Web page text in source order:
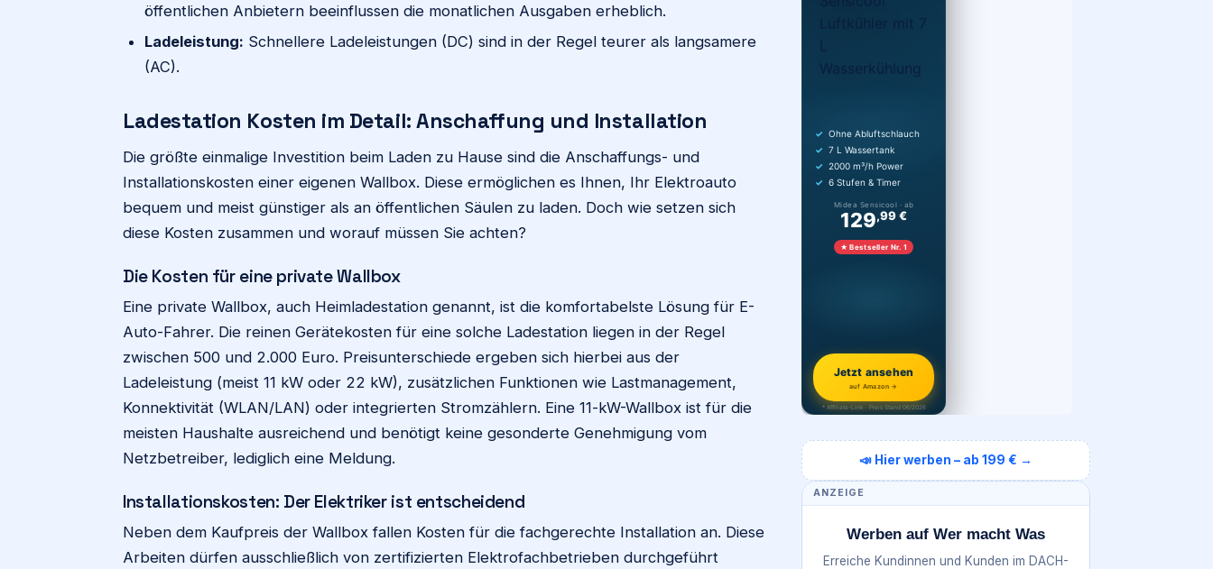
öffentlichen Anbietern beeinflussen die monatlichen Ausgaben erheblich.
Ladeleistung: Schnellere Ladeleistungen (DC) sind in der Regel teurer als langsamere
(AC).
Ladestation Kosten im Detail: Anschaffung und Installation
Die größte einmalige Investition beim Laden zu Hause sind die Anschaffungs- und
Installationskosten einer eigenen Wallbox. Diese ermöglichen es Ihnen, Ihr Elektroauto
bequem und meist günstiger als an öffentlichen Säulen zu laden. Doch wie setzen sich
diese Kosten zusammen und worauf müssen Sie achten?
Die Kosten für eine private Wallbox
Eine private Wallbox, auch Heimladestation genannt, ist die komfortabelste Lösung für E-
Auto-Fahrer. Die reinen Gerätekosten für eine solche Ladestation liegen in der Regel
zwischen 500 und 2.000 Euro. Preisunterschiede ergeben sich hierbei aus der
Ladeleistung (meist 11 kW oder 22 kW), zusätzlichen Funktionen wie Lastmanagement,
Konnektivität (WLAN/LAN) oder integrierten Stromzählern. Eine 11-kW-Wallbox ist für die
meisten Haushalte ausreichend und benötigt keine gesonderte Genehmigung vom
Netzbetreiber, lediglich eine Meldung.
Installationskosten: Der Elektriker ist entscheidend
Neben dem Kaufpreis der Wallbox fallen Kosten für die fachgerechte Installation an. Diese
Arbeiten dürfen ausschließlich von zertifizierten Elektrofachbetrieben durchgeführt
Ohne Abluftschlauch
7 L Wassertank
2000 m³/h Power
6 Stufen & Timer
Midea Sensicool · ab
129,99 €
★ Bestseller Nr. 1
Jetzt ansehen
auf Amazon →
* Affiliate-Link · Preis Stand 06/2026
📣 Hier werben – ab 199 € →
ANZEIGE
Werben auf Wer macht Was
Erreiche Kundinnen und Kunden im DACH-